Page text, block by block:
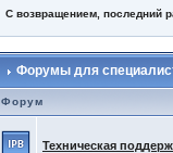
С возвращением, последний
Форумы для
Форум
Техническая